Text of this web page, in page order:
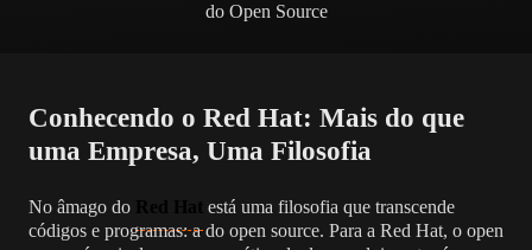
do Open Source
Conhecendo o Red Hat: Mais do que
uma Empresa, Uma Filosofia
No âmago do
está uma filosofia que transcende
códigos e programas: a do open source. Para a Red Hat, o open